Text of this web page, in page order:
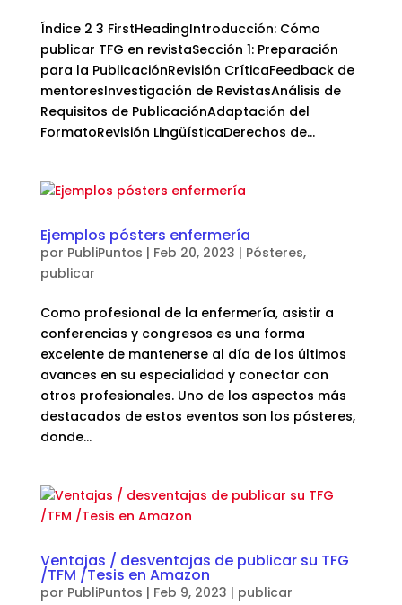
Índice 2 3 FirstHeadingIntroducción: Cómo
publicar TFG en revistaSección 1: Preparación
para la PublicaciónRevisión CríticaFeedback de
mentoresInvestigación de RevistasAnálisis de
Requisitos de PublicaciónAdaptación del
FormatoRevisión LingüísticaDerechos de...
Ejemplos pósters enfermería
por PubliPuntos | Feb 20, 2023 | Pósteres,
publicar
Como profesional de la enfermería, asistir a
conferencias y congresos es una forma
excelente de mantenerse al día de los últimos
avances en su especialidad y conectar con
otros profesionales. Uno de los aspectos más
destacados de estos eventos son los pósteres,
donde...
Ventajas / desventajas de publicar su TFG
/TFM /Tesis en Amazon
por PubliPuntos | Feb 9, 2023 | publicar